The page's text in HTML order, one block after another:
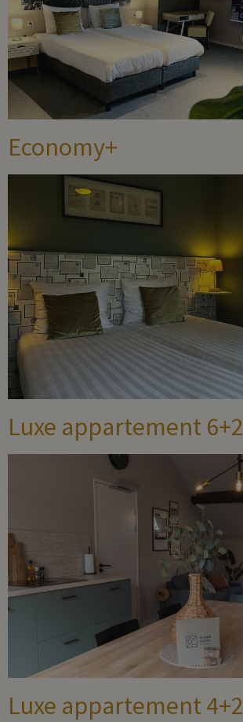
Economy+
Luxe appartement 6+2
Luxe appartement 4+2